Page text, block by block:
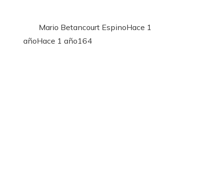
Mario Betancourt EspinoHace 1
añoHace 1 año164